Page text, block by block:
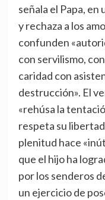
señala el Papa,
y rechaza a los
confunden
con servilismo,
caridad con
destrucción». El
«rehúsa la
respeta su
plenitud hace
que el hijo ha
por los senderos
un ejercicio de